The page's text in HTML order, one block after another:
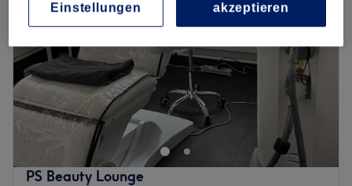
PS Beauty Lounge
Einstellungen akzeptieren